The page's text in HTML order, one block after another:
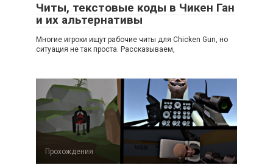
Читы, текстовые коды в Чикен Ган
и их альтернативы
Многие игроки ищут рабочие читы для Chicken Gun, но
ситуация не так проста. Рассказываем,
Прохождения